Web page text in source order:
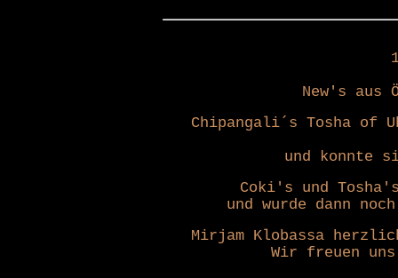
New's aus
Chipangali´s Tosha of
und konnte
Coki's und
und wurde dann
Mirjam Klobassa
Wir freuen